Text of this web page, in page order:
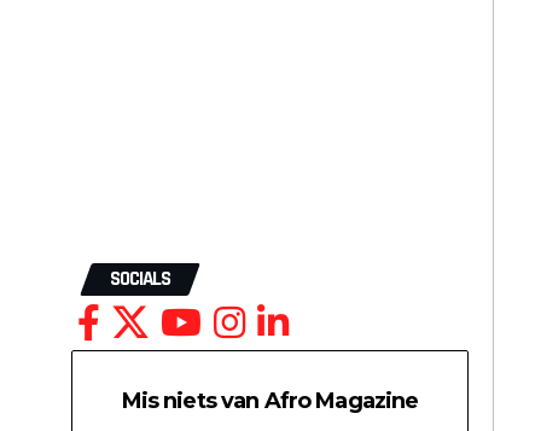
SOCIALS
Mis niets van Afro Magazine